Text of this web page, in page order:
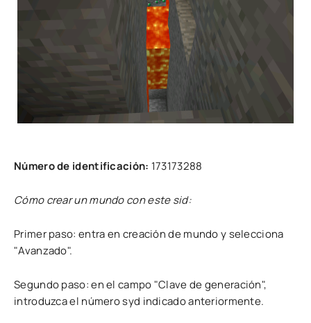
Número de identificación: 173173288
Cómo crear un mundo con este sid:
Primer paso: entra en creación de mundo y selecciona
"Avanzado".
Segundo paso: en el campo "Clave de generación",
introduzca el número syd indicado anteriormente.